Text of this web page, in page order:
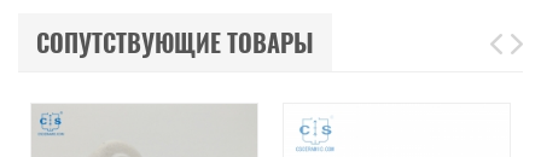
СОПУТСТВУЮЩИЕ ТОВАРЫ